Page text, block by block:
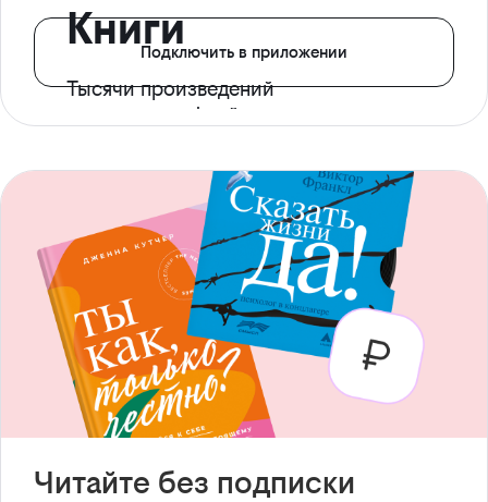
Книги
Тысячи произведений
с доступом офлайн
Подключить в приложении
Читайте без подписки